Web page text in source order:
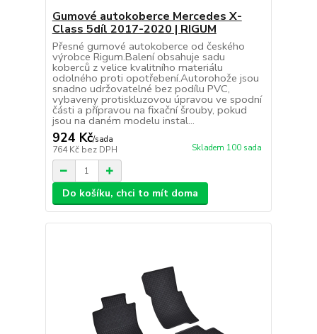
Gumové autokoberce Mercedes X-
Class 5díl 2017-2020 | RIGUM
Přesné gumové autokoberce od českého
výrobce Rigum.Balení obsahuje sadu
koberců z velice kvalitního materiálu
odolného proti opotřebení.Autorohože jsou
snadno udržovatelné bez podílu PVC,
vybaveny protiskluzovou úpravou ve spodní
části a přípravou na fixační šrouby, pokud
jsou na daném modelu instal...
924 Kč/sada
764 Kč bez DPH Skladem 100 sada
Do košíku, chci to mít doma